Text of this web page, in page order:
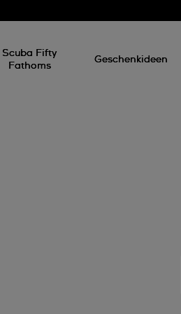
Scuba Fifty
Fathoms
Geschenkideen